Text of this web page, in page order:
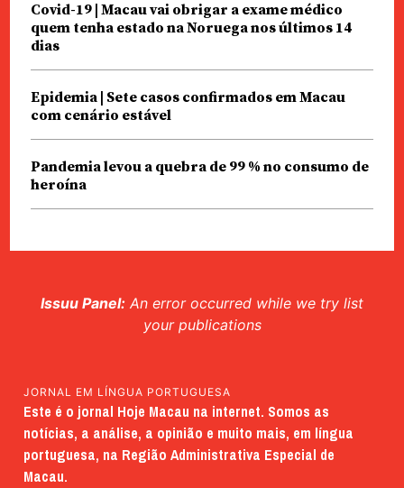
Covid-19 | Macau vai obrigar a exame médico
quem tenha estado na Noruega nos últimos 14
dias
Epidemia | Sete casos confirmados em Macau
com cenário estável
Pandemia levou a quebra de 99 % no consumo de
heroína
Issuu Panel: An error occurred while we try list
your publications
JORNAL EM LÍNGUA PORTUGUESA
Este é o jornal Hoje Macau na internet. Somos as
notícias, a análise, a opinião e muito mais, em língua
portuguesa, na Região Administrativa Especial de
Macau.